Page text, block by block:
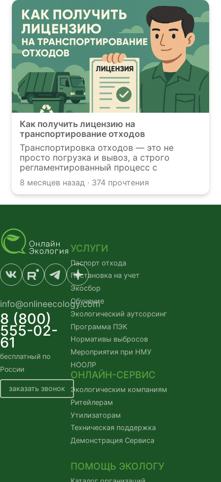
Постановлением Правительства РФ от
02.06.2026 № 675 (вступает в силу 1
сентября 2026 года).
Как получить лицензию на
транспортирование отходов
Транспортировка отходов — это не
просто погрузка и вывоз, а строго
регламентированный процесс с
высокими ставками. Получение лицензии
на данную деятельность ― сложная
административная процедура,
вызывающая множество вопросов, с
8 месяцев назад · 374 прочтения
info@onlineecology.com
8 (800)
555-02-
61
бесплатный по
России
заказать звонок
УСЛУГИ
Паспорт отхода
Постановка на учет
Экосбор
Обучение
Экологический аутсорсинг
Программа ПЭК
Нормативы выбросов
Мероприятия при НМУ
НООЛР
ОНЛАЙН-СЕРВИС
Экологическим компаниям
Ритейлерам
Утилизаторам
Техническая поддержка
Демонстрация Сервиса
ПОМОЩЬ ЭКОЛОГУ